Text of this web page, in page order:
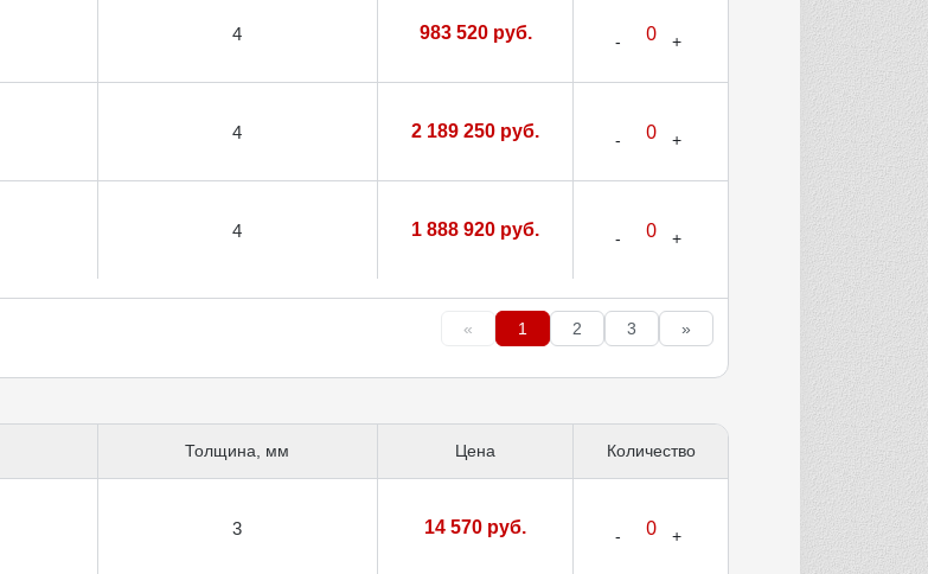
4 983 520 руб.
4 2 189 250 руб.
4 1 888 920 руб.
« 1 2 3 »
Толщина, мм Цена Количество
3 14 570 руб.